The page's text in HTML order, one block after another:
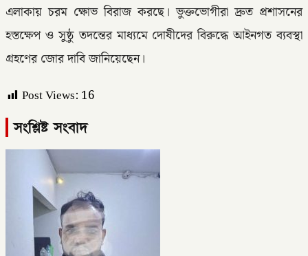
এলাকায় চরম ক্ষোভ বিরাজ করছে। ভুক্তভোগীরা দ্রুত প্রশাসনের
হস্তক্ষেপ ও সুষ্ঠু তদন্তের মাধ্যমে দোষীদের বিরুদ্ধে আইনগত ব্যবস্থা
গ্রহণের জোর দাবি জানিয়েছেন।
Post Views: 16
সংশ্লিষ্ট সংবাদ